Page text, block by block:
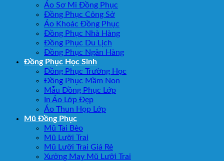
Áo Sơ Mi Đồng Phục
Đồng Phục Công Sở
Áo Khoác Đồng Phục
Đồng Phục Nhà Hàng
Đồng Phục Du Lịch
Đồng Phục Ngân Hàng
Đồng Phục Học Sinh
Đồng Phục Trường Học
Đồng Phục Mầm Non
Mẫu Đồng Phục Lớp
In Áo Lớp Đẹp
Áo Thun Họp Lớp
Mũ Đồng Phục
Mũ Tai Bèo
Mũ Lưỡi Trai
Mũ Lưỡi Trai Giá Rẻ
Xưởng May Mũ Lưỡi Trai